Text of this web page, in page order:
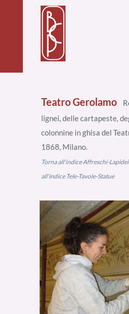
Teatro Gerolamo
lignei, delle cartapeste,
colonnine in ghisa del
1868, Milano.
Torna all'indice Affreschi-
all'indice Tele-Tavole-Statue